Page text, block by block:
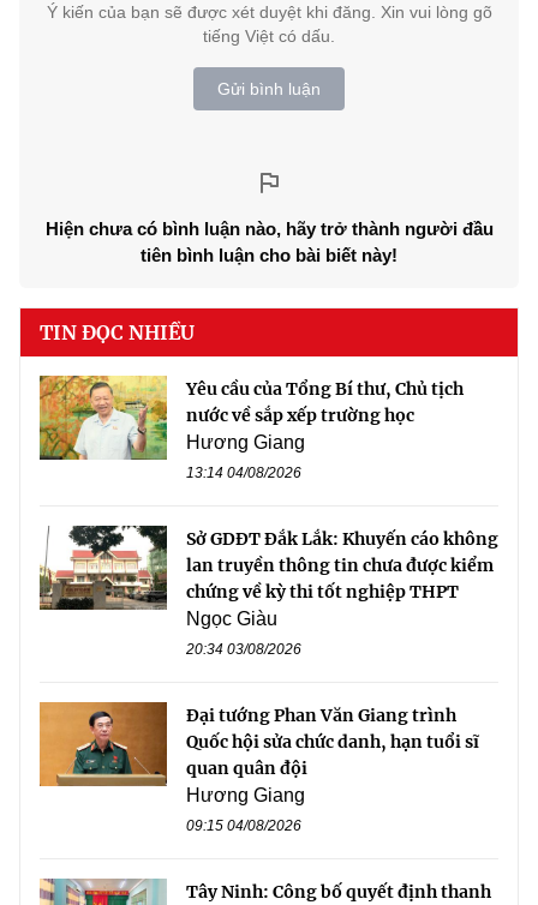
Ý kiến của bạn sẽ được xét duyệt khi đăng. Xin vui lòng gõ
tiếng Việt có dấu.
Gửi bình luận
Hiện chưa có bình luận nào, hãy trở thành người đầu
tiên bình luận cho bài biết này!
TIN ĐỌC NHIỀU
Yêu cầu của Tổng Bí thư, Chủ tịch
nước về sắp xếp trường học
Hương Giang
13:14 04/08/2026
Sở GDĐT Đắk Lắk: Khuyến cáo không
lan truyền thông tin chưa được kiểm
chứng về kỳ thi tốt nghiệp THPT
Ngọc Giàu
20:34 03/08/2026
Đại tướng Phan Văn Giang trình
Quốc hội sửa chức danh, hạn tuổi sĩ
quan quân đội
Hương Giang
09:15 04/08/2026
Tây Ninh: Công bố quyết định thanh